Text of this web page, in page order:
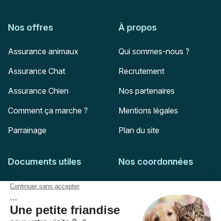
Nos offres
Assurance animaux
Assurance Chat
Assurance Chien
Comment ça marche ?
Parrainage
À propos
Qui sommes-nous ?
Recrutement
Nos partenaires
Mentions légales
Plan du site
Documents utiles
Feuille de soins
Conditions générales
Nos coordonnées
51-55 rue Hoche
94767
Ivry-sur-Seine